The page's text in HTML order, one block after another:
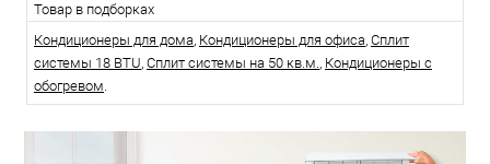
Товар в подборках
Кондиционеры для дома, Кондиционеры для офиса, Сплит
системы 18 BTU, Сплит системы на 50 кв.м., Кондиционеры с
обогревом.